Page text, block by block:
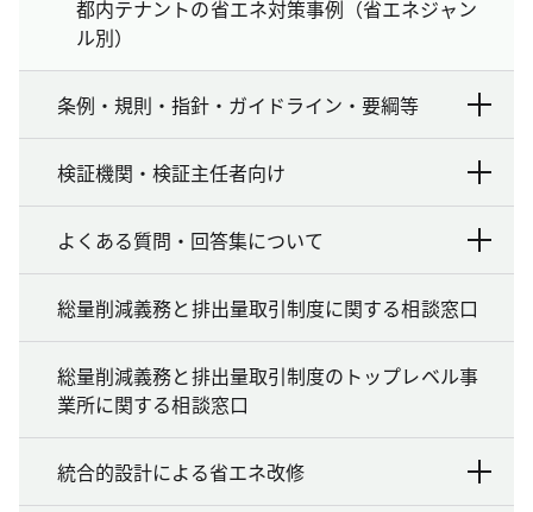
都内テナントの省エネ対策事例（省エネジャン
ル別）
条例・規則・指針・ガイドライン・要綱等
検証機関・検証主任者向け
よくある質問・回答集について
総量削減義務と排出量取引制度に関する相談窓口
総量削減義務と排出量取引制度のトップレベル事
業所に関する相談窓口
統合的設計による省エネ改修